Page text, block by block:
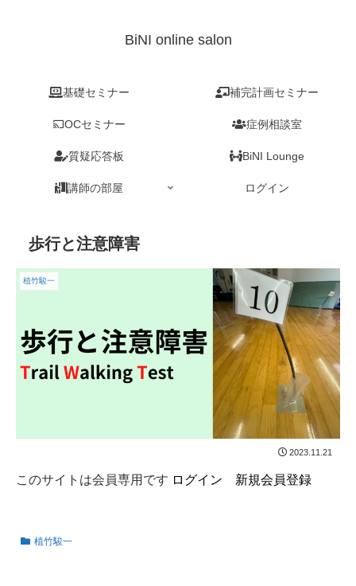
BiNI online salon
基礎セミナー 補完計画セミナー
OCセミナー 症例相談室
質疑応答板 BiNI Lounge
講師の部屋 ログイン
歩行と注意障害
植竹駿一
2023.11.21
このサイトは会員専用です ログイン 新規会員登録
植竹駿一